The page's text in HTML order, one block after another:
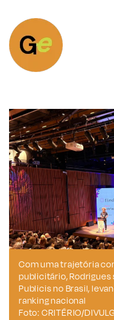
Com uma trajetória
publicitário, Rodrigues
Publicis no Brasil,
ranking nacional
Foto: CRITÉRIO/